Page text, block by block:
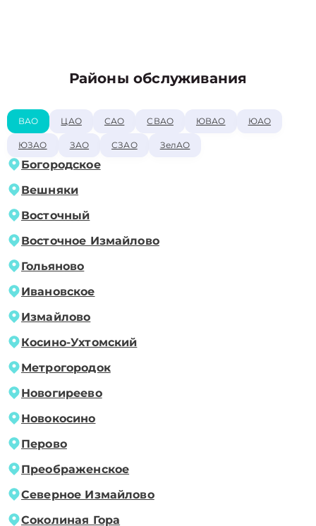
Районы обслуживания
ВАО ЦАО САО СВАО ЮВАО ЮАО
ЮЗАО ЗАО СЗАО ЗелАО
Богородское
Вешняки
Восточный
Восточное Измайлово
Гольяново
Ивановское
Измайлово
Косино-Ухтомский
Метрогородок
Новогиреево
Новокосино
Перово
Преображенское
Северное Измайлово
Соколиная Гора